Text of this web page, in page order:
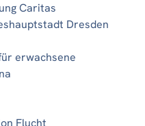
Caritas
Dresden
erwachsene
Flucht